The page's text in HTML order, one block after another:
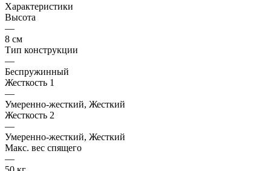
Характеристики
Высота
—
8 см
Тип конструкции
—
Беспружинный
Жесткость 1
—
Умеренно-жесткий, Жесткий
Жесткость 2
—
Умеренно-жесткий, Жесткий
Макс. вес спящего
—